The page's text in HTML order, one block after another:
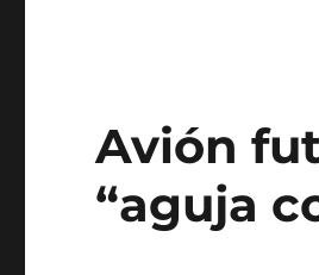
Avión
“aguja